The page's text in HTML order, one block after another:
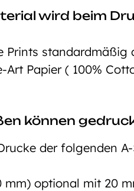
wird beim
Prints standardmäßig
Art Papier ( 100%
können
der folgenden
mm) optional mit 20